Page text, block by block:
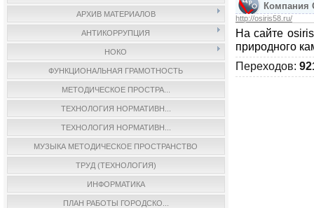
АРХИВ МАТЕРИАЛОВ
АНТИКОРРУПЦИЯ
НОКО
ФУНКЦИОНАЛЬНАЯ ГРАМОТНОСТЬ
МЕТОДИЧЕСКОЕ ПРОСТРА...
ТЕХНОЛОГИЯ НОРМАТИВН...
ТЕХНОЛОГИЯ НОРМАТИВН...
МУЗЫКА МЕТОДИЧЕСКОЕ ПРОСТРАНСТВО
ТРУД (ТЕХНОЛОГИЯ)
ИНФОРМАТИКА
ПЛАН РАБОТЫ ГОРОДСКО...
Компания
http://osiris58.ru/
На сайте
природного
Переходов: